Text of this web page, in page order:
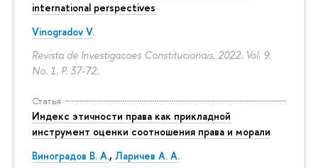
international perspectives
Vinogradov V.
Revista de Investigacoes Constitucionais. 2022. Vol. 9.
No. 1. P. 37-72.
Статья
Индекс этичности права как прикладной
инструмент оценки соотношения права и морали
Виноградов В. А., Ларичев А. А.